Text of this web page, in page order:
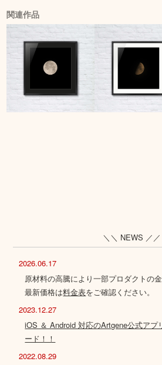
関連作品
＼＼ NEWS ／／
2026.06.17
原材料の高騰により一部プロダクトの
最新価格は料金表をご確認ください。
2023.12.27
iOS ＆ Android 対応のArtgene公式アプ
ード！！
2022.08.29